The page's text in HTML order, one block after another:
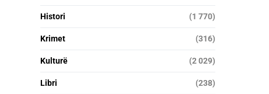
Histori (1 770)
Krimet (316)
Kulturë (2 029)
Libri (238)